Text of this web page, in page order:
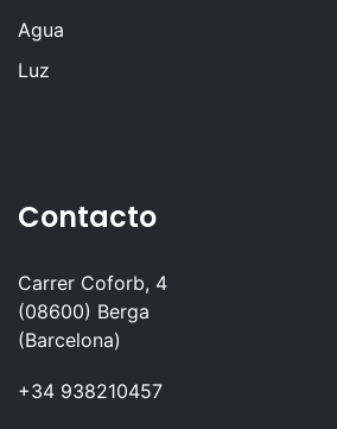
Agua
Luz
Contacto
Carrer Coforb, 4
(08600) Berga
(Barcelona)
+34 938210457